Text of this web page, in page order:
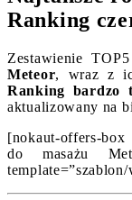
Ranking
Zestawienie
Meteor, wraz z
Ranking bardzo
aktualizowany na
[nokaut-offers-box
do masażu